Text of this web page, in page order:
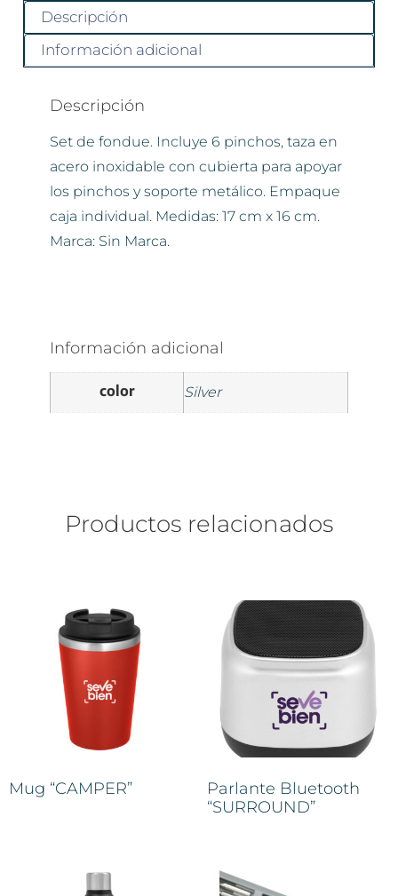
Descripción
Información adicional
Descripción
Set de fondue. Incluye 6 pinchos, taza en
acero inoxidable con cubierta para apoyar
los pinchos y soporte metálico. Empaque
caja individual. Medidas: 17 cm x 16 cm.
Marca: Sin Marca.
Información adicional
color Silver
Productos relacionados
Mug “CAMPER”
Parlante Bluetooth
“SURROUND”